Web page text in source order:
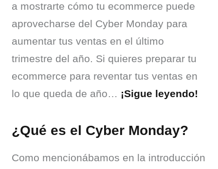
a mostrarte cómo tu ecommerce puede
aprovecharse del Cyber Monday para
aumentar tus ventas en el último
trimestre del año. Si quieres preparar tu
ecommerce para reventar tus ventas en
lo que queda de año… ¡Sigue leyendo!
¿Qué es el Cyber Monday?
Como mencionábamos en la introducción